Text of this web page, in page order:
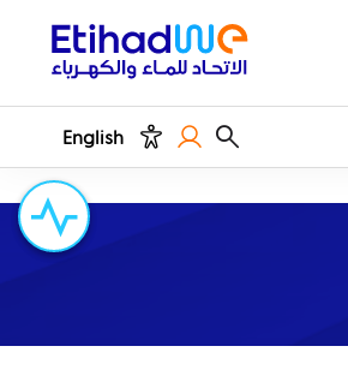
English